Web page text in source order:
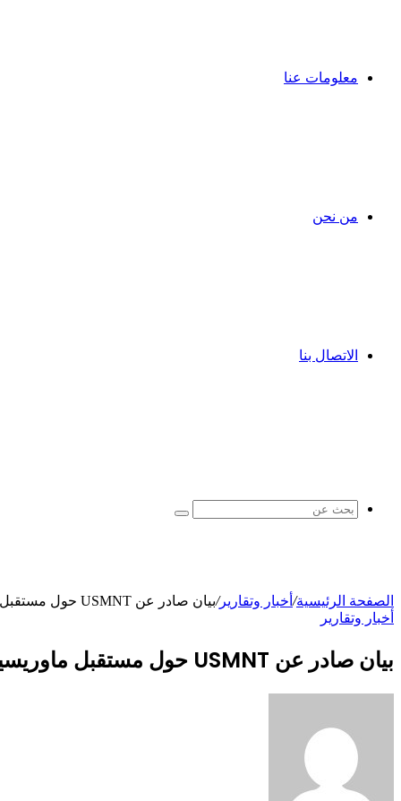
معلومات عنا
من نحن
الاتصال بنا
بحث
الصفحة الرئيسية/ أخبار وتقارير/بيان صادر عن USMNT حول مستقبل ماوريسيو بوتشيتينو بعد الخروج المدمر من كأس العالم بخسارة بلجيكا
أخبار وتقارير
بيان صادر عن USMNT حول مستقبل ماوريسيو بوتشيتينو بعد الخروج المدمر من كأس العالم بخسارة بلجيكا